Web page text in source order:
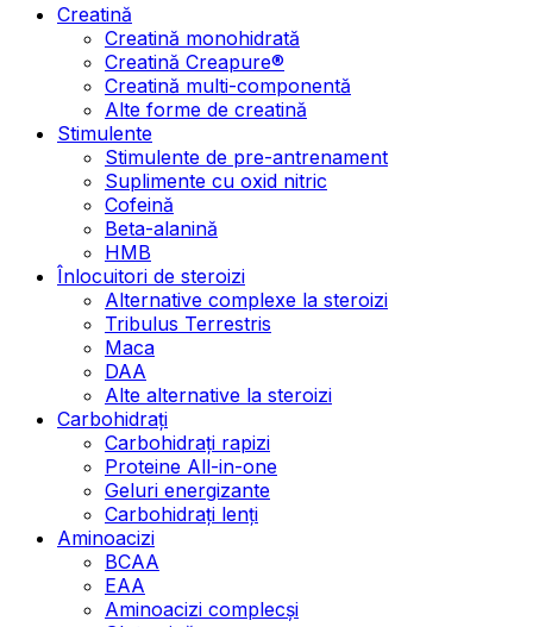
Creatină
Creatină monohidrată
Creatină Creapure®
Creatină multi-componentă
Alte forme de creatină
Stimulente
Stimulente de pre-antrenament
Suplimente cu oxid nitric
Cofeină
Beta-alanină
HMB
Înlocuitori de steroizi
Alternative complexe la steroizi
Tribulus Terrestris
Maca
DAA
Alte alternative la steroizi
Carbohidrați
Carbohidrați rapizi
Proteine All-in-one
Geluri energizante
Carbohidrați lenți
Aminoacizi
BCAA
EAA
Aminoacizi complecși